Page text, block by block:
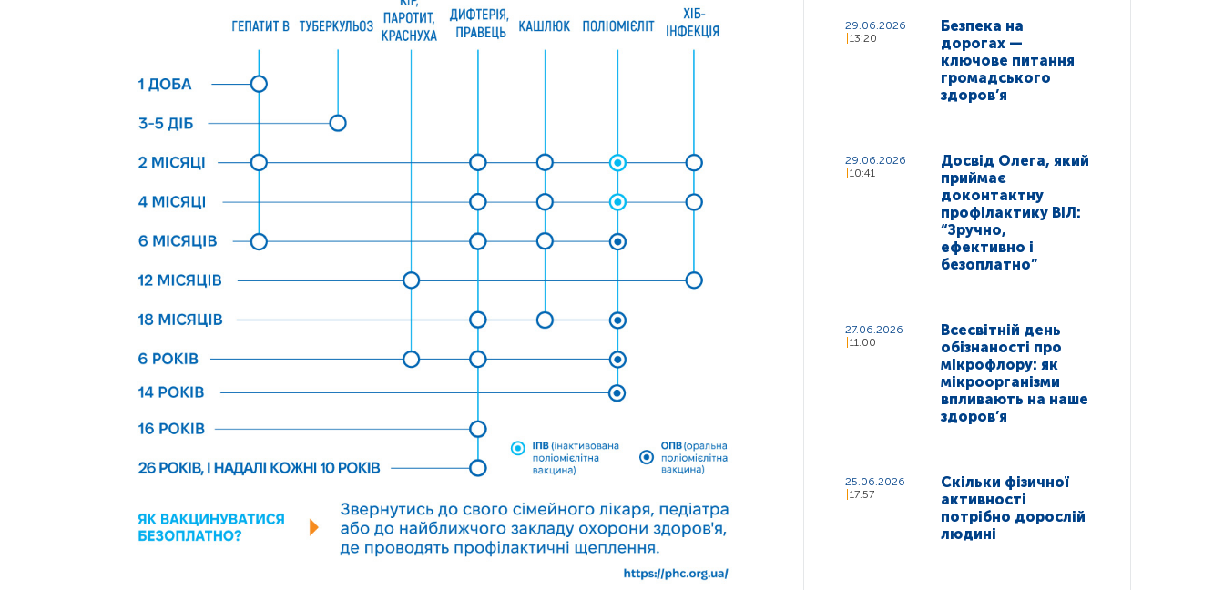
29.06.2026
13:20
Безпека на
дорогах —
ключове питання
громадського
здоров’я
29.06.2026
10:41
Досвід Олега, який
приймає
доконтактну
профілактику ВІЛ:
“Зручно,
ефективно і
безоплатно”
27.06.2026
11:00
Всесвітній день
обізнаності про
мікрофлору: як
мікроорганізми
впливають на наше
здоров’я
25.06.2026
17:57
Скільки фізичної
активності
потрібно дорослій
людині